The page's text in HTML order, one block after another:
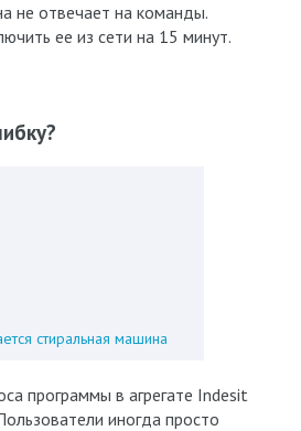
не отвечает на команды.
ее из сети на 15 минут.
стиральная машина
программы в агрегате Indesit
иногда просто